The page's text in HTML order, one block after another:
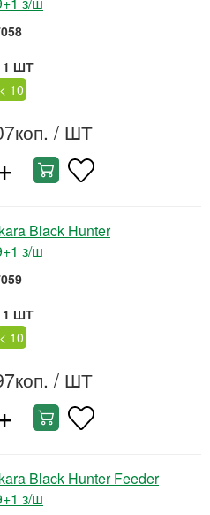
1 ШТ
< 10
/ ШТ
Black Hunter
з/ш
1 ШТ
< 10
/ ШТ
Black Hunter Feeder
з/ш